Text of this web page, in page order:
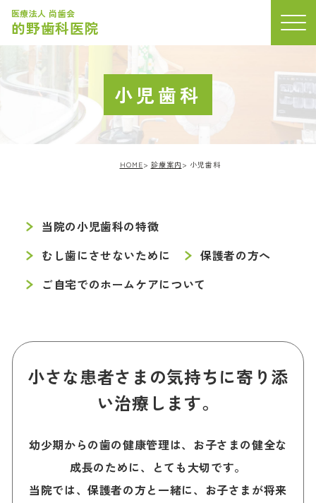
医療法人 尚歯会
的野歯科医院
顎関節症
歯周病
ホワイトニング
小児歯科
HOME 診療案内 小児歯科
当院の小児歯科の特徴
むし歯にさせないために
保護者の方へ
ご自宅でのホームケアについて
小さな患者さまの気持ちに寄り添
い治療します。
幼少期からの歯の健康管理は、お子さまの健全な
成長のために、とても大切です。
当院では、保護者の方と一緒に、お子さまが将来